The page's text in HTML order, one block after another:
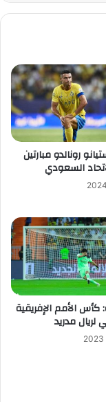
رونالدو مبارتين
السعودي
كأس الأمم الإفريقية
لريال مدريد